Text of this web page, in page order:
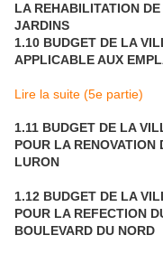
LA REHABILITATION
JARDINS
1.10 BUDGET DE LA
APPLICABLE AUX
Lire la suite (5e partie)
1.11 BUDGET DE LA
POUR LA RENOVATION
LURON
1.12 BUDGET DE LA
POUR LA REFECTION
BOULEVARD DU NORD